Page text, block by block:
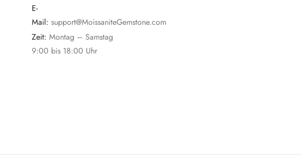
E-
Mail: support@MoissaniteGemstone.com
Zeit: Montag – Samstag
9:00 bis 18:00 Uhr